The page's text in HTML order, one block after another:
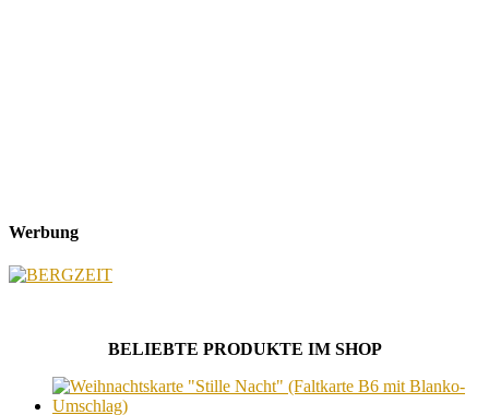
Werbung
BELIEBTE PRODUKTE IM SHOP